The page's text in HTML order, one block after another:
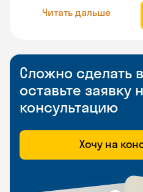
Читать дальше
Сложно сделать
оставьте заявку
консультацию
Хочу на